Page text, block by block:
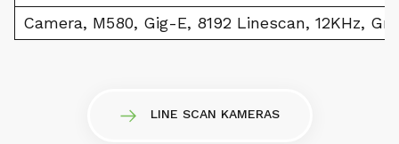
Camera, M580, Gig-E, 8192 Linescan, 12KHz,
LINE SCAN KAMERAS